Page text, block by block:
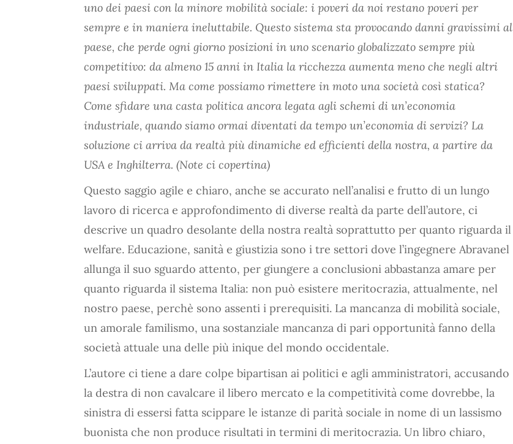
uno dei paesi con la minore mobilità sociale: i poveri da noi restano poveri per
sempre e in maniera ineluttabile. Questo sistema sta provocando danni gravissimi al
paese, che perde ogni giorno posizioni in uno scenario globalizzato sempre più
competitivo: da almeno 15 anni in Italia la ricchezza aumenta meno che negli altri
paesi sviluppati. Ma come possiamo rimettere in moto una società così statica?
Come sfidare una casta politica ancora legata agli schemi di un’economia
industriale, quando siamo ormai diventati da tempo un’economia di servizi? La
soluzione ci arriva da realtà più dinamiche ed efficienti della nostra, a partire da
USA e Inghilterra. (Note ci copertina)
Questo saggio agile e chiaro, anche se accurato nell’analisi e frutto di un lungo
lavoro di ricerca e approfondimento di diverse realtà da parte dell’autore, ci
descrive un quadro desolante della nostra realtà soprattutto per quanto riguarda il
welfare. Educazione, sanità e giustizia sono i tre settori dove l’ingegnere Abravanel
allunga il suo sguardo attento, per giungere a conclusioni abbastanza amare per
quanto riguarda il sistema Italia: non può esistere meritocrazia, attualmente, nel
nostro paese, perchè sono assenti i prerequisiti. La mancanza di mobilità sociale,
un amorale familismo, una sostanziale mancanza di pari opportunità fanno della
società attuale una delle più inique del mondo occidentale.
L’autore ci tiene a dare colpe bipartisan ai politici e agli amministratori, accusando
la destra di non cavalcare il libero mercato e la competitività come dovrebbe, la
sinistra di essersi fatta scippare le istanze di parità sociale in nome di un lassismo
buonista che non produce risultati in termini di meritocrazia. Un libro chiaro,